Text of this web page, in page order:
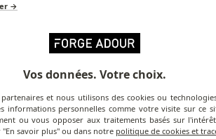
aux corrosions et facilite
l'entretien
→
Vos données. Votre choix.
et nous utilisons des cookies ou
informations personnelles comme votre visite sur ce
ou vous opposer aux traitements basés sur
savoir plus" ou dans notre politique de cookies et